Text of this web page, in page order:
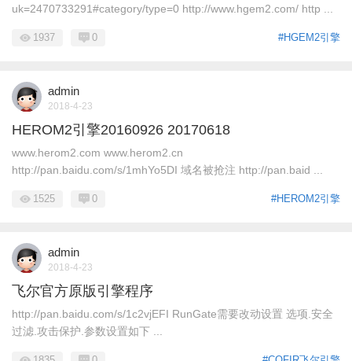
uk=2470733291#category/type=0 http://www.hgem2.com/ http ...
#HGEM2引擎
1937 0
admin
2018-4-23
HEROM2引擎20160926 20170618
www.herom2.com www.herom2.cn
http://pan.baidu.com/s/1mhYo5DI 域名被抢注 http://pan.baid ...
#HEROM2引擎
1525 0
admin
2018-4-23
飞尔官方原版引擎程序
http://pan.baidu.com/s/1c2vjEFI RunGate需要改动设置 选项.安全
过滤.攻击保护.参数设置如下 ...